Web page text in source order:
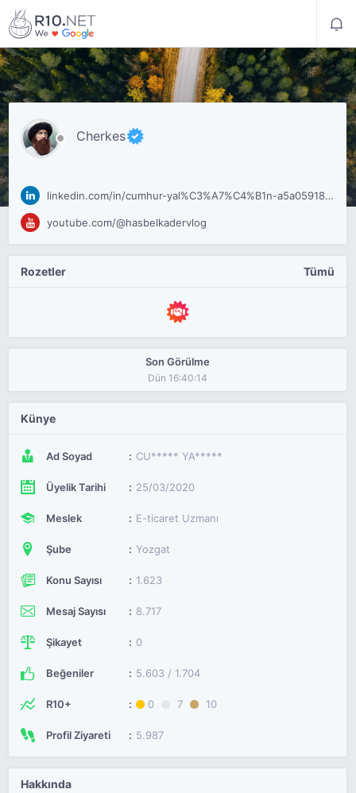
Cherkes
linkedin.com/in/cumhur-yal%C3%A7%C4%B1n-a5a05918b/
youtube.com/@hasbelkadervlog
Rozetler Tümü
Son Görülme
Dün 16:40:14
Künye
Ad Soyad CU***** YA*****
Üyelik Tarihi 25/03/2020
Meslek E-ticaret Uzmanı
Şube Yozgat
Konu Sayısı 1.623
Mesaj Sayısı 8.717
Şikayet 0
Beğeniler 5.603 / 1.704
R10+ 0 7 10
Profil Ziyareti 5.987
Hakkında